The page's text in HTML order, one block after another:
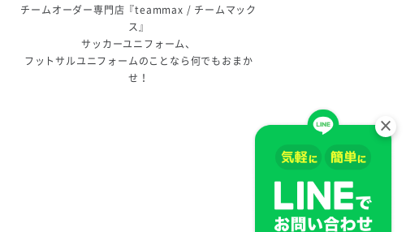
チームオーダー専門店『teammax / チームマック
ス』
サッカーユニフォーム、
フットサルユニフォームのことなら何でもおまか
せ！
×